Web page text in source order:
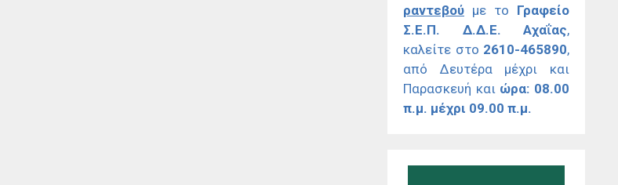
ραντεβού με το Γραφείο
Σ.Ε.Π. Δ.Δ.Ε. Αχαΐας,
καλείτε στο 2610-465890,
από Δευτέρα μέχρι και
Παρασκευή και ώρα: 08.00
π.μ. μέχρι 09.00 π.μ.